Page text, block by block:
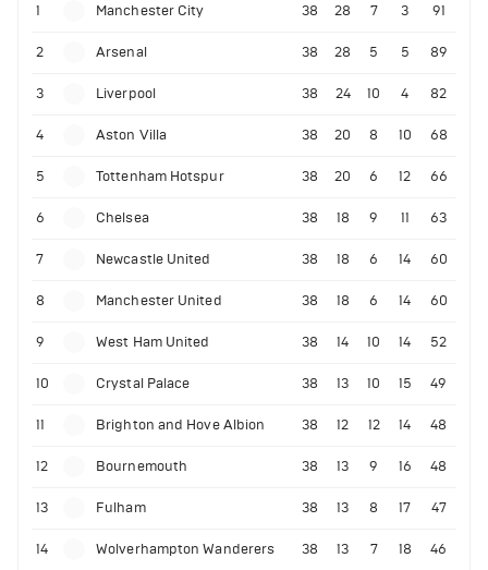
1 Manchester City 38 28 7 3 91
2 Arsenal 38 28 5 5 89
3 Liverpool 38 24 10 4 82
4 Aston Villa 38 20 8 10 68
5 Tottenham Hotspur 38 20 6 12 66
6 Chelsea 38 18 9 11 63
7 Newcastle United 38 18 6 14 60
8 Manchester United 38 18 6 14 60
9 West Ham United 38 14 10 14 52
10 Crystal Palace 38 13 10 15 49
11 Brighton and Hove Albion 38 12 12 14 48
12 Bournemouth 38 13 9 16 48
13 Fulham 38 13 8 17 47
14 Wolverhampton Wanderers 38 13 7 18 46